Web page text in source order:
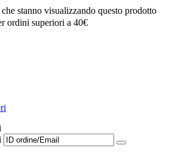
stanno visualizzando questo prodotto
ordini superiori a 40€